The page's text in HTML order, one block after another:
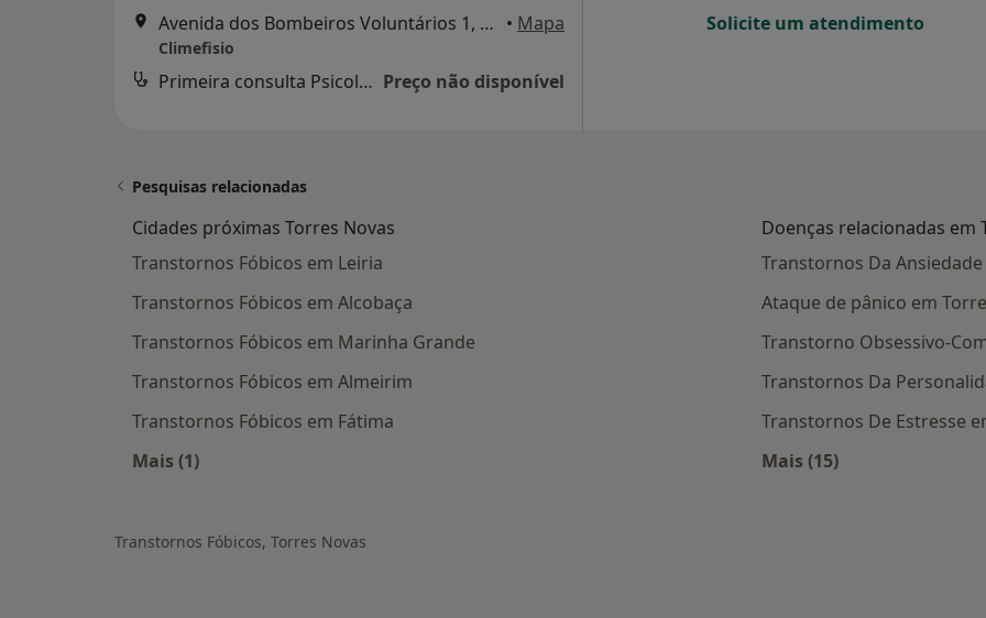
Avenida dos Bombeiros Voluntários 1, Torres Novas • Mapa
Climefisio
Primeira consulta Psicologia Preço não disponível
Solicite um atendimento
Pesquisas relacionadas
Cidades próximas Torres Novas
Transtornos Fóbicos em Leiria
Transtornos Fóbicos em Alcobaça
Transtornos Fóbicos em Marinha Grande
Transtornos Fóbicos em Almeirim
Transtornos Fóbicos em Fátima
Mais (1)
Doenças relacionadas em
Transtornos Da
Ataque de pânico em
Transtorno Obsessivo-
Transtornos Da
Transtornos De Estresse
Mais (15)
Transtornos Fóbicos, Torres Novas